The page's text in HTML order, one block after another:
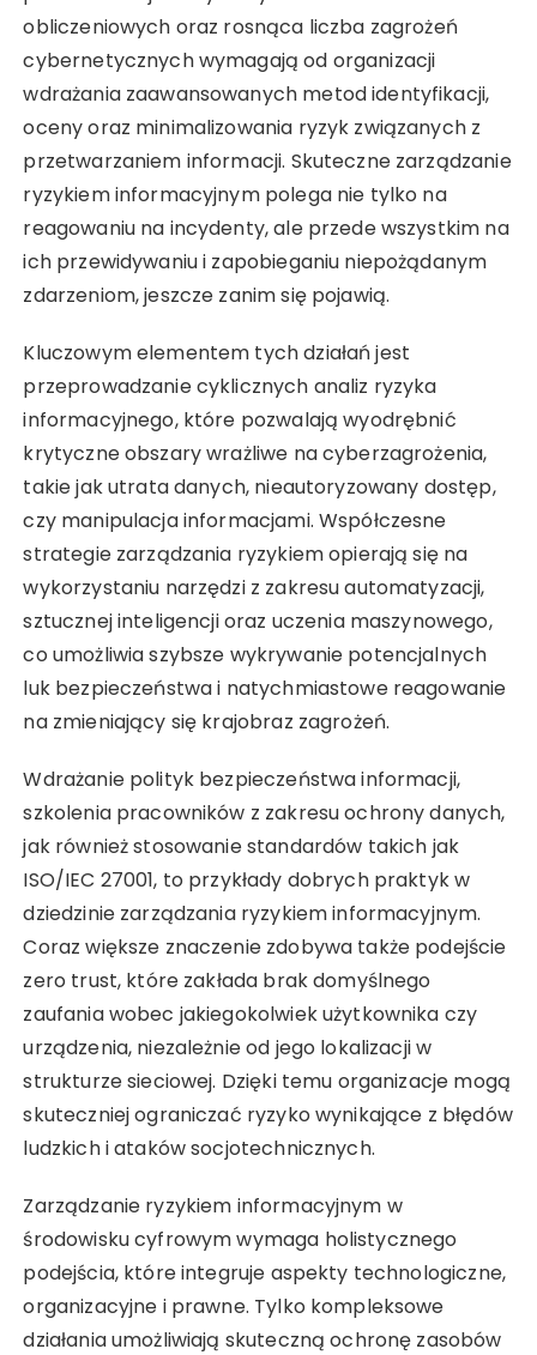
obliczeniowych oraz rosnąca liczba zagrożeń
cybernetycznych wymagają od organizacji
wdrażania zaawansowanych metod identyfikacji,
oceny oraz minimalizowania ryzyk związanych z
przetwarzaniem informacji. Skuteczne zarządzanie
ryzykiem informacyjnym polega nie tylko na
reagowaniu na incydenty, ale przede wszystkim na
ich przewidywaniu i zapobieganiu niepożądanym
zdarzeniom, jeszcze zanim się pojawią.
Kluczowym elementem tych działań jest
przeprowadzanie cyklicznych analiz ryzyka
informacyjnego, które pozwalają wyodrębnić
krytyczne obszary wrażliwe na cyberzagrożenia,
takie jak utrata danych, nieautoryzowany dostęp,
czy manipulacja informacjami. Współczesne
strategie zarządzania ryzykiem opierają się na
wykorzystaniu narzędzi z zakresu automatyzacji,
sztucznej inteligencji oraz uczenia maszynowego,
co umożliwia szybsze wykrywanie potencjalnych
luk bezpieczeństwa i natychmiastowe reagowanie
na zmieniający się krajobraz zagrożeń.
Wdrażanie polityk bezpieczeństwa informacji,
szkolenia pracowników z zakresu ochrony danych,
jak również stosowanie standardów takich jak
ISO/IEC 27001, to przykłady dobrych praktyk w
dziedzinie zarządzania ryzykiem informacyjnym.
Coraz większe znaczenie zdobywa także podejście
zero trust, które zakłada brak domyślnego
zaufania wobec jakiegokolwiek użytkownika czy
urządzenia, niezależnie od jego lokalizacji w
strukturze sieciowej. Dzięki temu organizacje mogą
skuteczniej ograniczać ryzyko wynikające z błędów
ludzkich i ataków socjotechnicznych.
Zarządzanie ryzykiem informacyjnym w
środowisku cyfrowym wymaga holistycznego
podejścia, które integruje aspekty technologiczne,
organizacyjne i prawne. Tylko kompleksowe
działania umożliwiają skuteczną ochronę zasobów